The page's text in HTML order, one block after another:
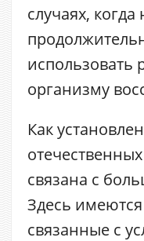
случаях,
организму
Как
связана с
Здесь
связанные с